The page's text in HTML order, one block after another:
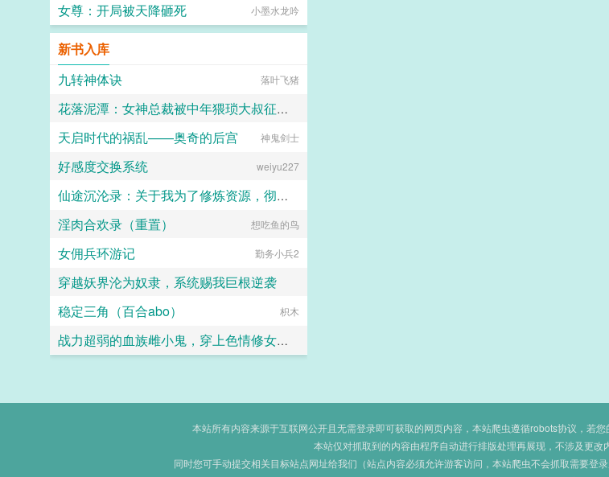
女尊：开局被天降砸死 小墨水龙吟
新书入库
九转神体诀
落叶飞猪
花落泥潭：女神总裁被中年猥琐大叔征服沦为母狗孕妻
暖海
天启时代的祸乱——奥奇的后宫 神鬼剑士
好感度交换系统 weiyu227
仙途沉沦录：关于我为了修炼资源，彻底恶堕成仙门母畜这件事
画眉桃
淫肉合欢录（重置） 想吃鱼的鸟
女佣兵环游记 勤务小兵2
穿越妖界沦为奴隶，系统赐我巨根逆袭
lzymyyear
稳定三角（百合abo） 枳木
战力超弱的血族雌小鬼，穿上色情修女服潜入教会后，轻易白给，惨遭触手捕获寄生沦为榨取血脉的杂鱼肉便器
本站所有内容来源于互联网公开且无需登录即可获取的网页内容，本站爬虫遵循robots协议，若
本站仅对抓取到的内容由程序自动进行排版处理再展现，不涉及更改
同时您可手动提交相关目标站点网址给我们（站点内容必须允许游客访问，本站爬虫不会抓取需要登